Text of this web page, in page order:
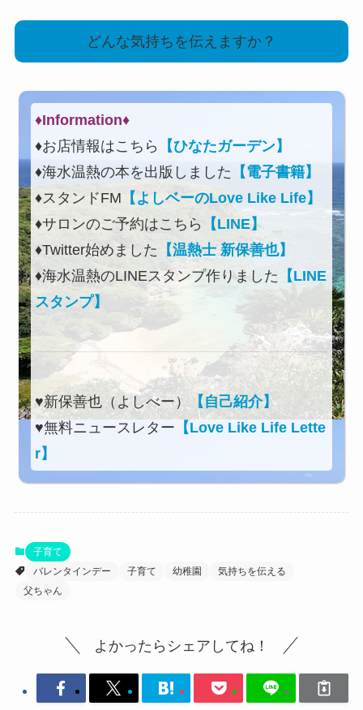
どんな気持ちを伝えますか？
♦Information♦︎
♦お店情報はこちら
【ひなたガーデン】
♦海水温熱の本を出版しました 【電子書籍】
♦スタンドFM 【よしベーのLove Like Life】
♦サロンのご予約はこちら
【LINE】
♦Twitter始めました 【温熱士 新保善也】
♦海水温熱のLINEスタンプ作りました 【LINE
スタンプ】
♥新保善也（よしべー） 【自己紹介】
♥無料ニュースレター 【Love Like Life Lette
r】
子育て
バレンタインデー
子育て 幼稚園
気持ちを伝える
父ちゃん
よかったらシェアしてね！